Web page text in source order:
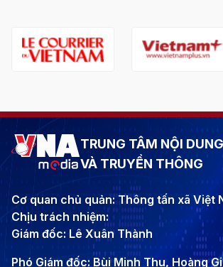
TRUNG TÂM NỘI
VÀ TRUYỀN THÔNG
Cơ quan chủ quản: Thông tấn xã Việt
Chịu trách nhiệm:
Giám đốc: Lê Xuân Thành
Phó Giám đốc: Bùi Minh Thu, Hoàng